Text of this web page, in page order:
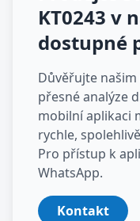
KT0243 v
dostupné
Důvěřujte
přesné analýze
mobilní aplikaci
rychle,
Pro přístup k
WhatsApp.
Kontakt